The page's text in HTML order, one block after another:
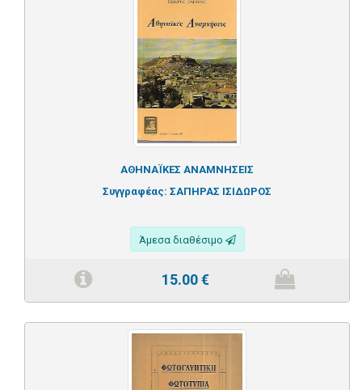
ΑΘΗΝΑΪΚΕΣ ΑΝΑΜΝΗΣΕΙΣ
Συγγραφέας: ΣΑΠΗΡΑΣ ΙΣΙΔΩΡΟΣ
Άμεσα διαθέσιμο
15.00€